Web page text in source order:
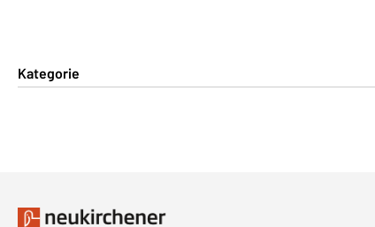
Kategorie